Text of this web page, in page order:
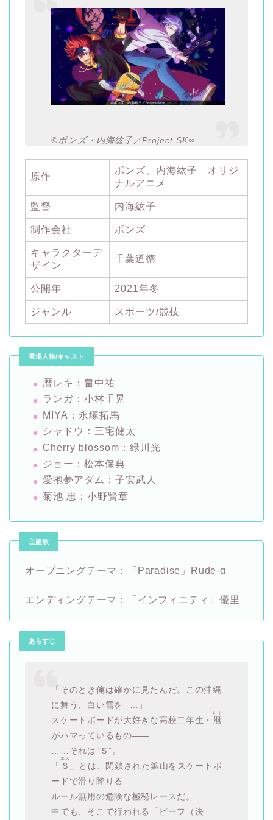
©ボンズ・内海紘子／Project SK∞
原作
ボンズ、内海紘子 オリジ
ナルアニメ
監督 内海紘子
制作会社 ボンズ
キャラクターデ
ザイン
千葉道徳
公開年 2021年冬
ジャンル スポーツ/競技
登場人物/キャスト
暦レキ：畠中祐
ランガ：小林千晃
MIYA：永塚拓馬
シャドウ：三宅健太
Cherry blossom：緑川光
ジョー：松本保典
愛抱夢アダム：子安武人
菊池 忠：小野賢章
主題歌
オープニングテーマ：「Paradise」Rude-α
エンディングテーマ：「インフィニティ」優里
あらすじ
「そのとき俺は確かに見たんだ。この沖縄
に舞う、白い雪を─…」
スケートボードが大好きな高校二年生・ 暦
レキ
がハマっているもの――
……それは”Ｓ”。
「
Ｓ
エス
」とは、閉鎖された鉱山をスケートボ
ードで滑り降りる
ルール無用の危険な極秘レースだ。
中でも、そこで行われる「ビーフ（決